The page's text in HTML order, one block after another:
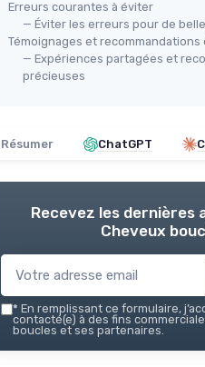
Erreurs courantes à éviter
— Éviter les erreurs pour de
Témoignages et recommandations
— Expériences partagées et
précieuses
Résumer ChatGPT
Recevez les dernières
Cheveux
* En remplissant ce formulaire,
contacté(e) à des fins
boucles et ses partenaires.